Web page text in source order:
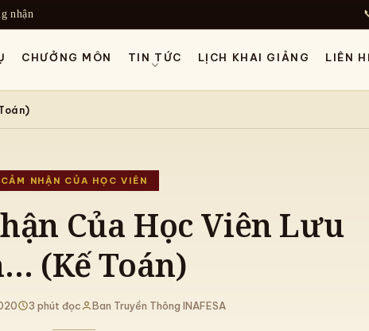
nhận
CHƯỞNG MÔN TIN TỨC LỊCH KHAI GIẢNG LIÊN
CẢM NHẬN CỦA HỌC VIÊN
Của Học Viên Lưu
(Kế Toán)
3 phút đọc Ban Truyền Thông INAFESA